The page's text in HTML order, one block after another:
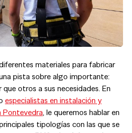
materiales para fabricar
pista sobre algo importante:
otros a sus necesidades. En
especialistas en instalación y
Pontevedra, le queremos hablar en
tipologías con las que se